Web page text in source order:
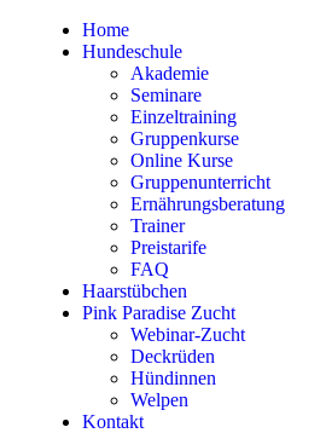
Home
Hundeschule
Akademie
Seminare
Einzeltraining
Gruppenkurse
Online Kurse
Gruppenunterricht
Ernährungsberatung
Trainer
Preistarife
FAQ
Haarstübchen
Pink Paradise Zucht
Webinar-Zucht
Deckrüden
Hündinnen
Welpen
Kontakt